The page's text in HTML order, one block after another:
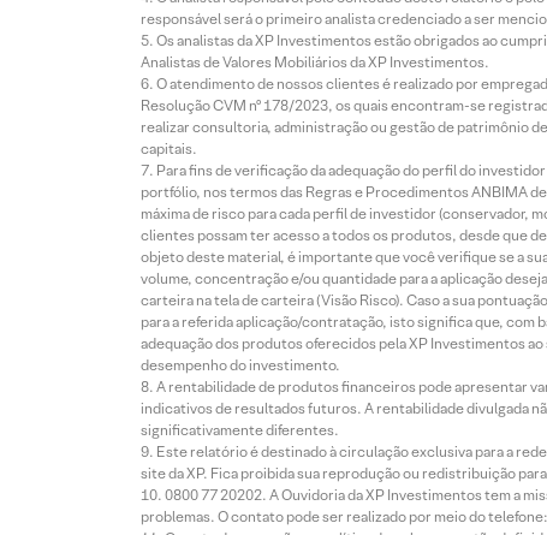
responsável será o primeiro analista credenciado a ser
Os analistas da XP Investimentos estão obrigados ao
Analistas de Valores Mobiliários da XP Investimentos.
O atendimento de nossos clientes é realizado por
Resolução CVM nº 178/2023, os quais encontram-se
realizar consultoria, administração ou gestão de patrimônio
capitais.
Para fins de verificação da adequação do perfil do
portfólio, nos termos das Regras e Procedimentos ANBIMA
máxima de risco para cada perfil de investidor (conservador,
clientes possam ter acesso a todos os produtos, desde que
objeto deste material, é importante que você verifique se a
volume, concentração e/ou quantidade para a aplicação
carteira na tela de carteira (Visão Risco). Caso a sua
para a referida aplicação/contratação, isto significa que, com
adequação dos produtos oferecidos pela XP Investimentos
desempenho do investimento.
A rentabilidade de produtos financeiros pode apresentar
indicativos de resultados futuros. A rentabilidade divulgada
significativamente diferentes.
Este relatório é destinado à circulação exclusiva para a
site da XP. Fica proibida sua reprodução ou redistribuição
0800 77 20202. A Ouvidoria da XP Investimentos tem a
problemas. O contato pode ser realizado por meio do